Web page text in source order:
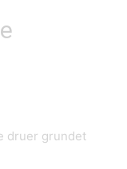
druer grundet